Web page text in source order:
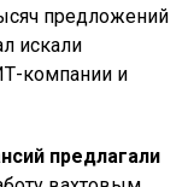
предложений
искали
компании и
предлагали